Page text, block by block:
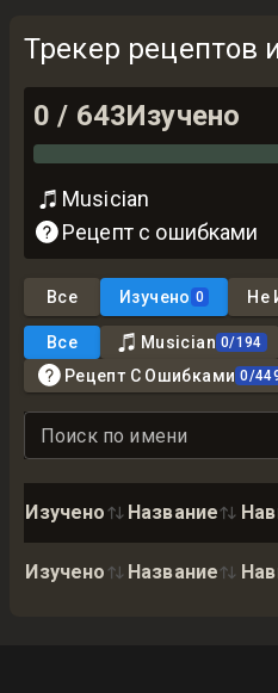
Трекер рецептов
0 / 643Изучено
Musician
Рецепт с ошибками
Все Изучено 0 Не
Все Musician 0/194
Рецепт С Ошибками 0/
Поиск по имени
Изучено Название
Изучено Название